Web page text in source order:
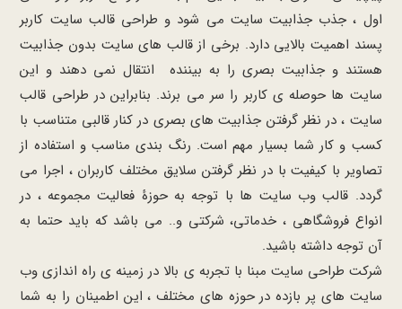
اول ، جذب جذابیت سایت می شود و طراحی قالب سایت کاربر
پسند اهمیت بالایی دارد. برخی از قالب های سایت بدون جذابیت
هستند و جذابیت بصری را به بیننده انتقال نمی دهند و این
سایت ها حوصله ی کاربر را سر می برند. بنابراین در طراحی قالب
سایت ، در نظر گرفتن جذابیت های بصری در کنار قالبی متناسب با
کسب و کار شما بسیار مهم است. رنگ بندی مناسب و استفاده از
تصاویر با کیفیت با در نظر گرفتن سلایق مختلف کاربران ، اجرا می
گردد. قالب وب سایت ها با توجه به حوزۀ فعالیت مجموعه ، در
انواع فروشگاهی ، خدماتی، شرکتی و.. می باشد که باید حتما به
آن توجه داشته باشید.
شرکت طراحی سایت مبنا با تجربه ی بالا در زمینه ی راه اندازی وب
سایت های پر بازده در حوزه های مختلف ، این اطمینان را به شما